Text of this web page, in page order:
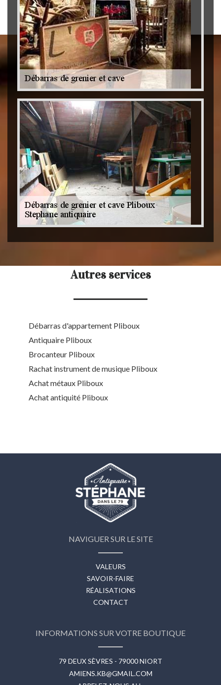
Achat antiquité 79
Autres services
Débarras d'appartement Pliboux
Antiquaire Pliboux
Brocanteur Pliboux
Rachat instrument de musique Pliboux
Achat métaux Pliboux
Achat antiquité Pliboux
NAVIGUER SUR LE SITE
VALEURS
SAVOIR-FAIRE
RÉALISATIONS
CONTACT
INFORMATIONS SUR VOTRE BOUTIQUE
79 DEUX SÈVRES - 79000 NIORT
AMIENS.KB@GMAIL.COM